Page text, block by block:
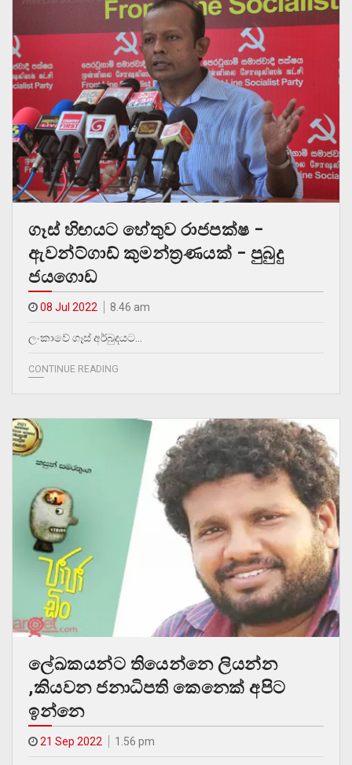
ගෑස් හිඟයට හේතුව රාජපක්ෂ –
ඇවන්ට්ගාඩ් කුමන්ත්‍රණයක් – පුබුදු
ජයගොඩ
08 Jul 2022 8.46 am
ලංකාවේ ගෑස් අර්බුදයට…
CONTINUE READING
ලේඛකයන්ට තියෙන්නෙ ලියන්න
,කියවන ජනාධිපති කෙනෙක් අපිට
ඉන්නෙ
21 Sep 2022 1.56 pm